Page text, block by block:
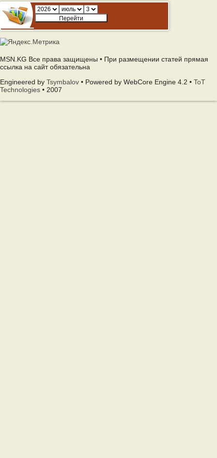
MSN.KG Все права защищены • При размещении статей прямая
ссылка на сайт обязательна
Engineered by Tsymbalov • Powered by WebCore Engine 4.2 • ToT
Technologies • 2007